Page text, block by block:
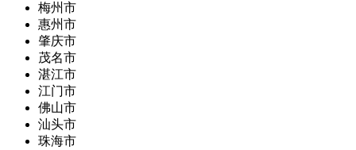
梅州市
惠州市
肇庆市
茂名市
湛江市
江门市
佛山市
汕头市
珠海市